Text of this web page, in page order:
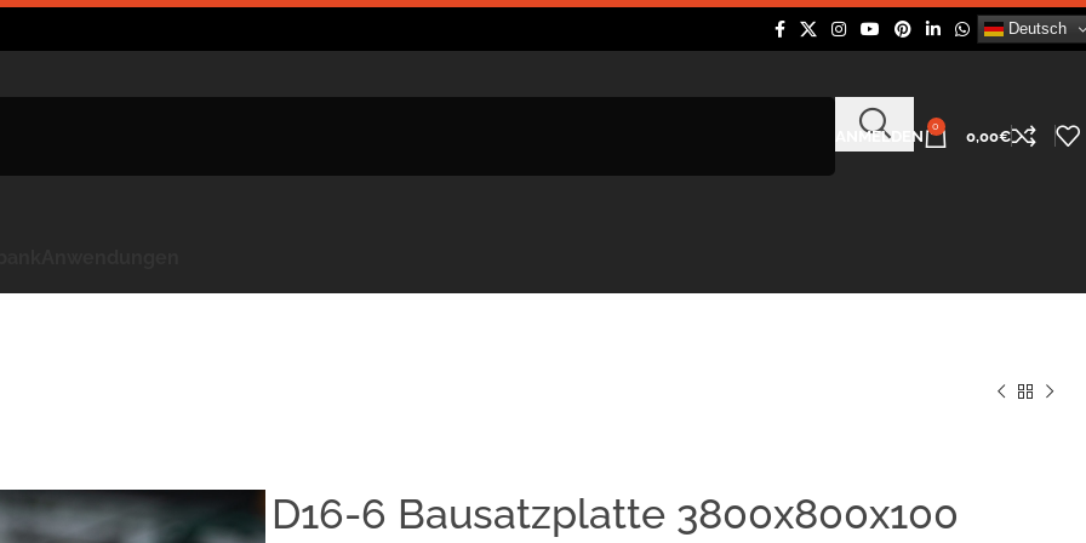
Deutsch
ANMELDEN
0
0,00€
D16-6 Bausatzplatte 3800x800x100